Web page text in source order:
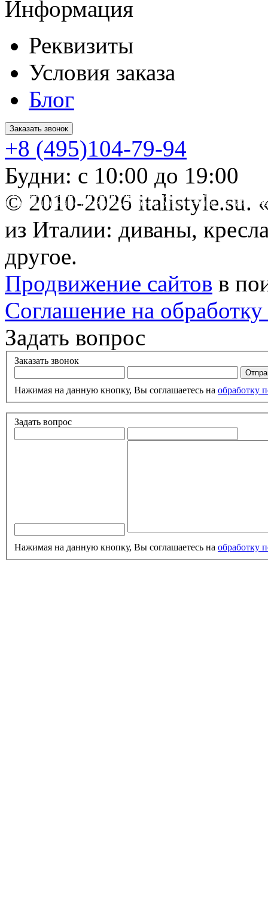
Информация
Реквизиты
Условия заказа
Блог
Заказать звонок
+8 (495)104-79-94
Будни: с 10:00 до 19:00
* Обращаем ваше внимание на то, что данный интернет-сайт
информационные материалы и цены, размещенные на сайте,
Гражданского кодекса РФ.
© 2010-2026 italistyle.su.
из Италии: диваны,
другое.
Продвижение сайтов в
Соглашение на
Задать вопрос
Заказать звонок
Нажимая на данную кнопку, Вы соглашаетесь на обработку
Задать вопрос
Нажимая на данную кнопку, Вы соглашаетесь на обработку